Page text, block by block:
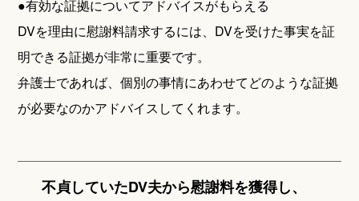
●有効な証拠についてアドバイスがもらえる
DVを理由に慰謝料請求するには、DVを受けた事実を証
明できる証拠が非常に重要です。
弁護士であれば、個別の事情にあわせてどのような証拠
が必要なのかアドバイスしてくれます。
不貞していたDV夫から慰謝料を獲得し、